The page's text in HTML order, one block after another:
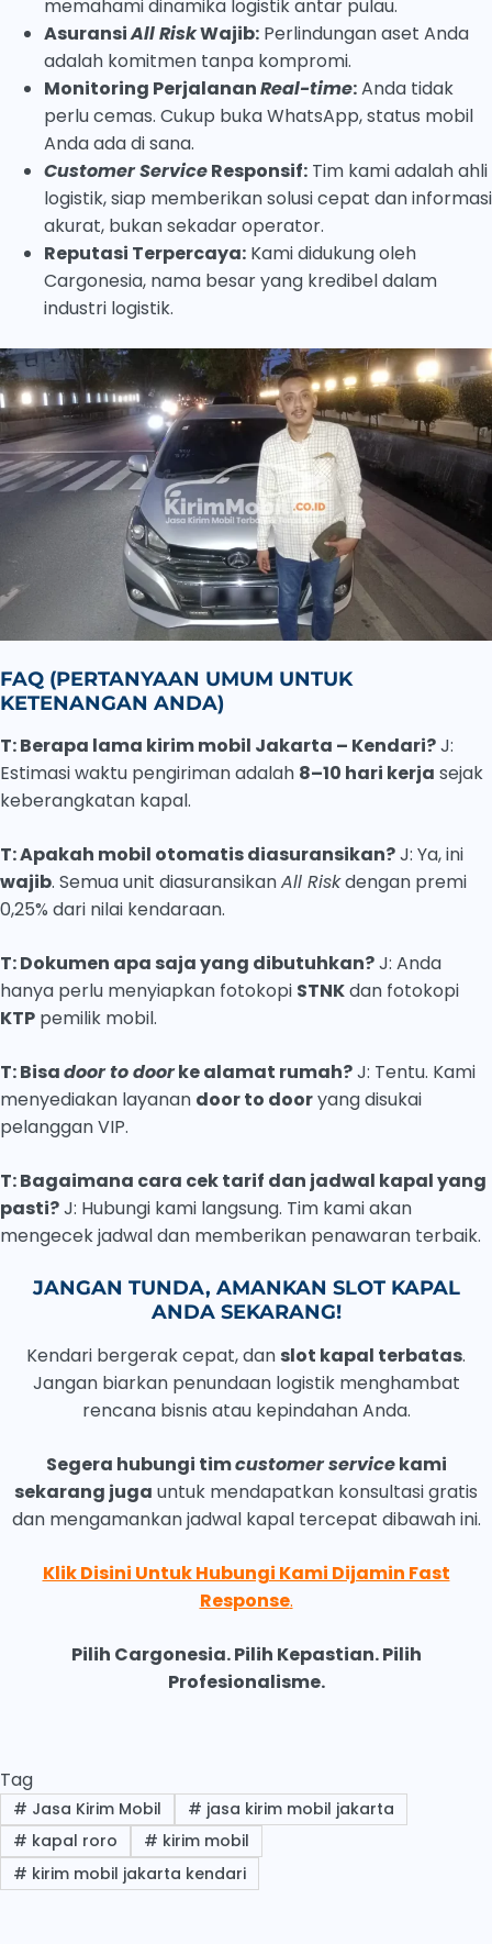
memahami dinamika logistik antar pulau.
AsuransiAll RiskWajib: Perlindungan aset Anda
adalah komitmen tanpa kompromi.
Monitoring PerjalananReal-time:Anda tidak
perlu cemas. Cukup buka WhatsApp, status mobil
Anda ada di sana.
Customer ServiceResponsif: Tim kami adalah ahli
logistik, siap memberikan solusi cepat dan informasi
akurat, bukan sekadar operator.
Reputasi Terpercaya: Kami didukung oleh
Cargonesia, nama besar yang kredibel dalam
industri logistik.
FAQ (PERTANYAAN UMUM UNTUK
KETENANGAN ANDA)
T: Berapa lama kirim mobil Jakarta – Kendari?J:
Estimasi waktu pengiriman adalah 8–10 hari kerja sejak
keberangkatan kapal.
T: Apakah mobil otomatis diasuransikan?J: Ya, ini
wajib. Semua unit diasuransikanAll Riskdengan premi
0,25% dari nilai kendaraan.
T: Dokumen apa saja yang dibutuhkan?J: Anda
hanya perlu menyiapkan fotokopi STNKdan fotokopi
KTP pemilik mobil.
T: Bisadoor to doorke alamat rumah?J: Tentu. Kami
menyediakan layanan door to dooryang disukai
pelanggan VIP.
T: Bagaimana cara cek tarif dan jadwal kapal yang
pasti?J: Hubungi kami langsung. Tim kami akan
mengecek jadwal dan memberikan penawaran terbaik.
JANGAN TUNDA, AMANKAN SLOT KAPAL
ANDA SEKARANG!
Kendari bergerak cepat, dan slot kapal terbatas.
Jangan biarkan penundaan logistik menghambat
rencana bisnis atau kepindahan Anda.
Segera hubungi timcustomer servicekami
sekarang juga untuk mendapatkan konsultasi gratis
dan mengamankan jadwal kapal tercepat dibawah ini.
Klik Disini Untuk Hubungi Kami Dijamin Fast
Response.
Pilih Cargonesia. Pilih Kepastian. Pilih
Profesionalisme.
Tag
# Jasa Kirim Mobil # jasa kirim mobil jakarta
# kapal roro # kirim mobil
# kirim mobil jakarta kendari